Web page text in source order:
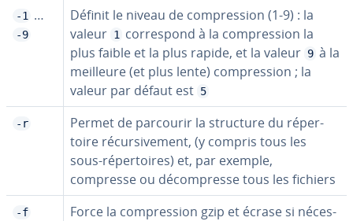
-1 …
-9
Définit le niveau de com­pres­sion (1-9) : la
valeur 1
cor­res­pond à la com­pres­sion la
plus faible et la plus rapide, et la valeur 9 à la
meilleure (et plus lente) com­pres­sion ; la
valeur par défaut est 5
-r
Permet de parcourir la structure du ré­per­
toire ré­cur­si­ve­ment, (y compris tous les
sous-ré­per­toires) et, par exemple,
compresse ou dé­com­presse tous les fichiers
-f
Force la com­pres­sion gzip et écrase si né­ces­